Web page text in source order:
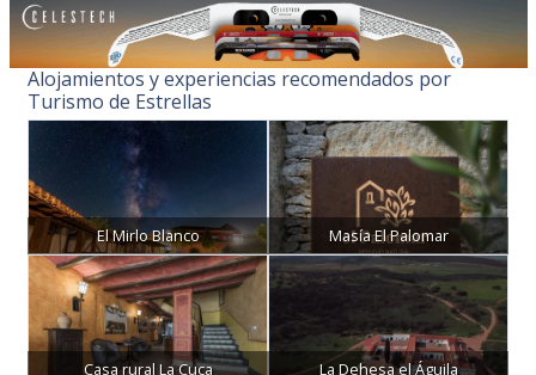
Alojamientos y experiencias recomendados por
Turismo de Estrellas
El Mirlo Blanco Masía El Palomar
Casa rural La Cuca La Dehesa el Águila